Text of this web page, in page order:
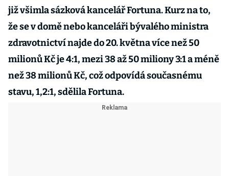
již všimla sázková kancelář Fortuna. Kurz na to,
že se v domě nebo kanceláři bývalého ministra
zdravotnictví najde do 20. května více než 50
milionů Kč je 4:1, mezi 38 až 50 miliony 3:1 a méně
než 38 milionů Kč, což odpovídá současnému
stavu, 1,2:1, sdělila Fortuna.